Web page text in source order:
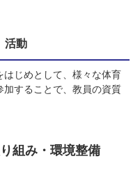
活動
じめとして、様々な体育
加することで、教員の資質
組み・環境整備